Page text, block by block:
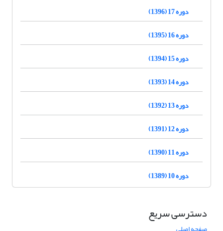
دوره 17 (1396)
دوره 16 (1395)
دوره 15 (1394)
دوره 14 (1393)
دوره 13 (1392)
دوره 12 (1391)
دوره 11 (1390)
دوره 10 (1389)
دسترسی سریع